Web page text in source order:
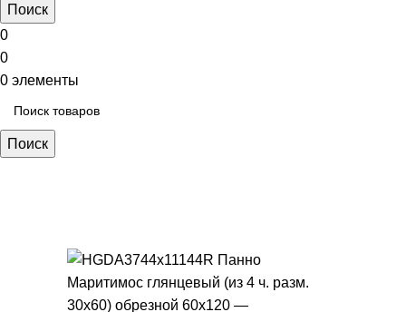
Поиск
0
0
0 элементы
Поиск